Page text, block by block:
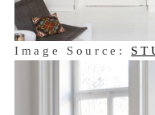
Image Source: